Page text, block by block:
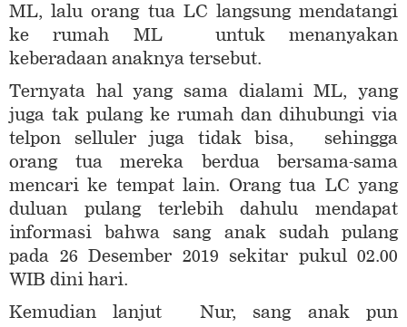
ML, lalu orang tua LC langsung mendatangi
ke rumah ML untuk menanyakan
keberadaan anaknya tersebut.
Ternyata hal yang sama dialami ML, yang
juga tak pulang ke rumah dan dihubungi via
telpon selluler juga tidak bisa, sehingga
orang tua mereka berdua bersama-sama
mencari ke tempat lain. Orang tua LC yang
duluan pulang terlebih dahulu mendapat
informasi bahwa sang anak sudah pulang
pada 26 Desember 2019 sekitar pukul 02.00
WIB dini hari.
Kemudian lanjut Nur, sang anak pun